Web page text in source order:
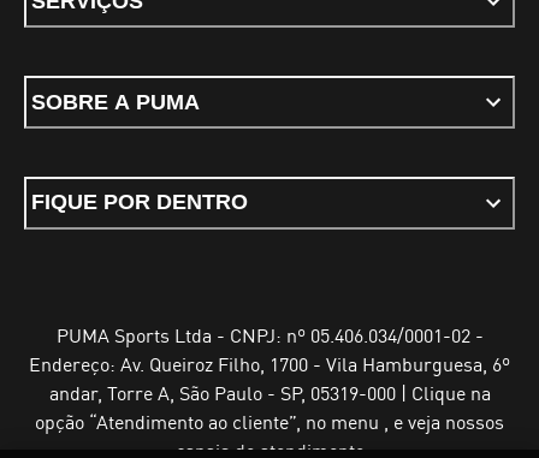
SOBRE A PUMA
FIQUE POR DENTRO
PUMA Sports Ltda - CNPJ: nº 05.406.034/0001-02 -
Endereço: Av. Queiroz Filho, 1700 - Vila Hamburguesa, 6º
andar, Torre A, São Paulo - SP, 05319-000 | Clique na
opção “Atendimento ao cliente”, no menu , e veja nossos
canais de atendimento